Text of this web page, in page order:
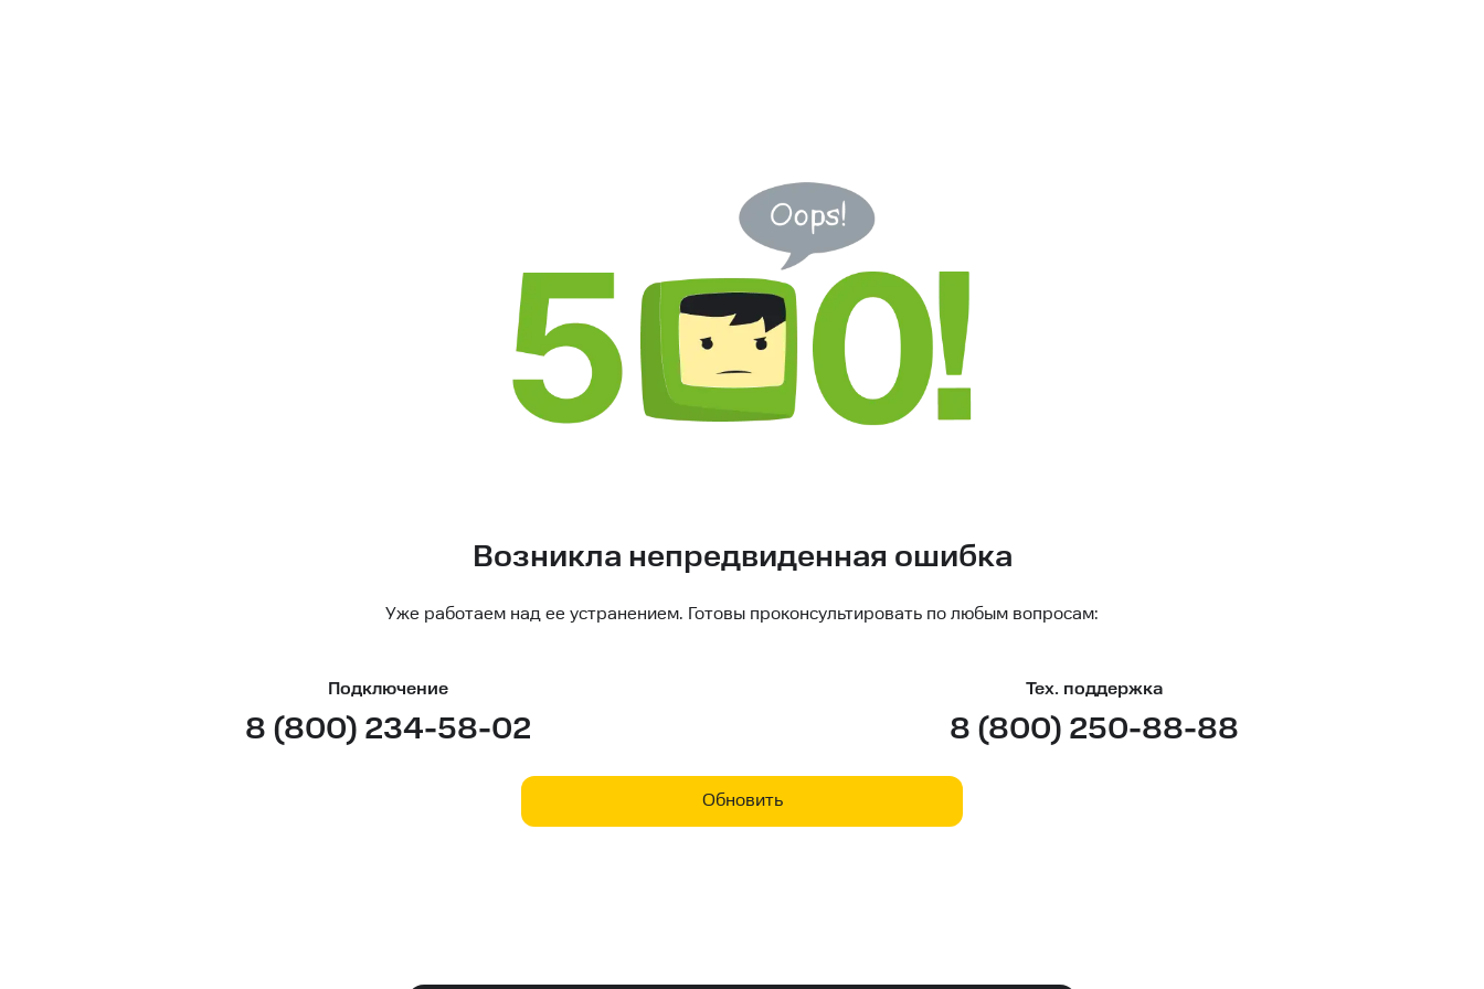
Возникла непредвиденная ошибка
Уже работаем над ее устранением. Готовы проконсультировать по любым вопросам:
Подключение
8 (800) 234-58-02
Тех. поддержка
8 (800) 250-88-88
Обновить